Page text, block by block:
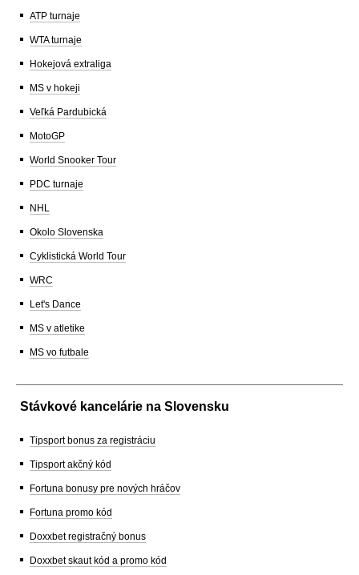
ATP turnaje
WTA turnaje
Hokejová extraliga
MS v hokeji
Veľká Pardubická
MotoGP
World Snooker Tour
PDC turnaje
NHL
Okolo Slovenska
Cyklistická World Tour
WRC
Let's Dance
MS v atletike
MS vo futbale
Stávkové kancelárie na Slovensku
Tipsport bonus za registráciu
Tipsport akčný kód
Fortuna bonusy pre nových hráčov
Fortuna promo kód
Doxxbet registračný bonus
Doxxbet skaut kód a promo kód